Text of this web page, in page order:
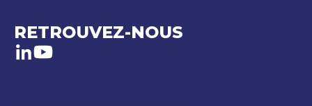
RETROUVEZ-NOUS
LinkedIn
Youtube